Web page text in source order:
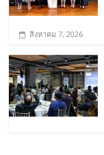
สิงหาคม 7, 2026